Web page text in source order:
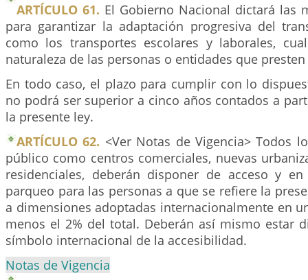
ARTÍCULO 61. El Gobierno Nacional dictará las
para garantizar la adaptación progresiva del
como los transportes escolares y laborales,
naturaleza de las personas o entidades que
En todo caso, el plazo para cumplir con lo
no podrá ser superior a cinco años contados a
la presente ley.
ARTÍCULO 62. <Ver Notas de Vigencia> Todos
público como centros comerciales, nuevas
residenciales, deberán disponer de acceso y
parqueo para las personas a que se refiere la
a dimensiones adoptadas internacionalmente en
menos el 2% del total. Deberán así mismo estar
símbolo internacional de la accesibilidad.
Notas de Vigencia